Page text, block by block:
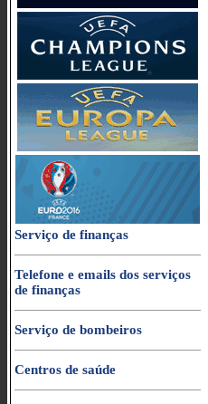
Serviço de finanças
Telefone e emails dos serviços
de finanças
Serviço de bombeiros
Centros de saúde